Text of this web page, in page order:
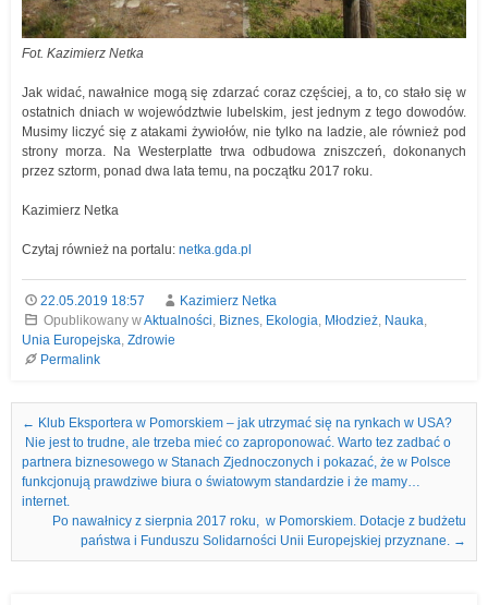
Fot. Kazimierz Netka
Jak widać, nawałnice mogą się zdarzać coraz częściej, a to, co stało się w
ostatnich dniach w województwie lubelskim, jest jednym z tego dowodów.
Musimy liczyć się z atakami żywiołów, nie tylko na ladzie, ale również pod
strony morza. Na Westerplatte trwa odbudowa zniszczeń, dokonanych
przez sztorm, ponad dwa lata temu, na początku 2017 roku.
Kazimierz Netka
Czytaj również na portalu: netka.gda.pl
22.05.2019 18:57
Kazimierz Netka
Opublikowany wAktualności, Biznes, Ekologia, Młodzież, Nauka,
Unia Europejska, Zdrowie
Permalink
Nawigacja we wpisach
← Klub Eksportera w Pomorskiem – jak utrzymać się na rynkach w USA?
Nie jest to trudne, ale trzeba mieć co zaproponować. Warto tez zadbać o
partnera biznesowego w Stanach Zjednoczonych i pokazać, że w Polsce
funkcjonują prawdziwe biura o światowym standardzie i że mamy…
internet.
Po nawałnicy z sierpnia 2017 roku, w Pomorskiem. Dotacje z budżetu
państwa i Funduszu Solidarności Unii Europejskiej przyznane. →